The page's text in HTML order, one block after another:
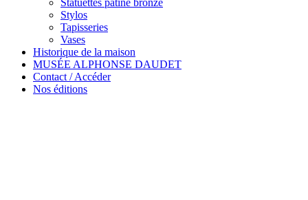
Stylos
Tapisseries
Vases
Historique de la maison
MUSÉE ALPHONSE DAUDET
Contact / Accéder
Nos éditions